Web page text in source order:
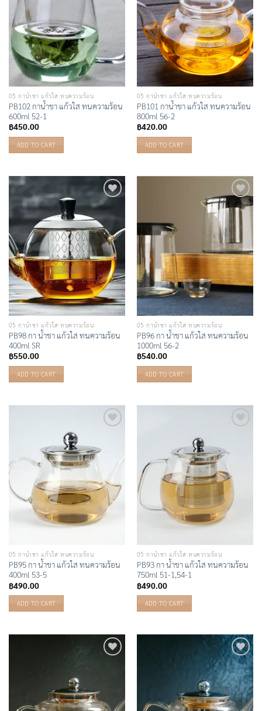
05 กาน้ำชา แก้วใส ทนความร้อน
PB102 กาน้ำชา แก้วใส ทนความร้อน
600ml 52-1
฿450.00
ADD TO CART
05 กาน้ำชา แก้วใส ทนความร้อน
PB101 กาน้ำชา แก้วใส ทนความร้อน
800ml 56-2
฿420.00
ADD TO CART
Add to
Wishlist
05 กาน้ำชา แก้วใส ทนความร้อน
PB98 กา น้ำชา แก้วใส ทนความร้อน
400ml SR
฿550.00
ADD TO CART
Add to
Wishlist
05 กาน้ำชา แก้วใส ทนความร้อน
PB96 กา น้ำชา แก้วใส ทนความร้อน
1000ml 56-2
฿540.00
ADD TO CART
05 กาน้ำชา แก้วใส ทนความร้อน
PB95 กา น้ำชา แก้วใส ทนความร้อน
400ml 53-5
฿490.00
ADD TO CART
05 กาน้ำชา แก้วใส ทนความร้อน
PB93 กา น้ำชา แก้วใส ทนความร้อน
750ml 51-1,54-1
฿490.00
ADD TO CART
Add to
Wishlist